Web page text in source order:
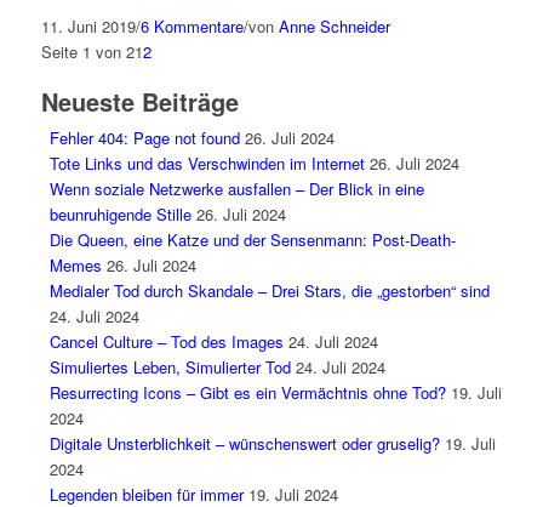
11. Juni 2019/6 Kommentare/von Anne Schneider
Seite 1 von 212
Neueste Beiträge
Fehler 404: Page not found 26. Juli 2024
Tote Links und das Verschwinden im Internet 26. Juli 2024
Wenn soziale Netzwerke ausfallen – Der Blick in eine
beunruhigende Stille 26. Juli 2024
Die Queen, eine Katze und der Sensenmann: Post-Death-
Memes 26. Juli 2024
Medialer Tod durch Skandale – Drei Stars, die „gestorben“ sind
24. Juli 2024
Cancel Culture – Tod des Images 24. Juli 2024
Simuliertes Leben, Simulierter Tod 24. Juli 2024
Resurrecting Icons – Gibt es ein Vermächtnis ohne Tod? 19. Juli
2024
Digitale Unsterblichkeit – wünschenswert oder gruselig? 19. Juli
2024
Legenden bleiben für immer 19. Juli 2024